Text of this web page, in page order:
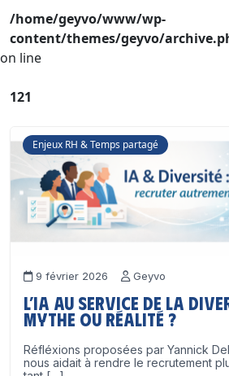
/home/geyvo/www/wp-
content/themes/geyvo/
on line
121
Enjeux RH & Temps partagé
9 février 2026 Geyvo
L’IA au service de la
mythe ou réalité ?
Réfléxions proposées par Yannick
nous aidait à rendre le recrutement